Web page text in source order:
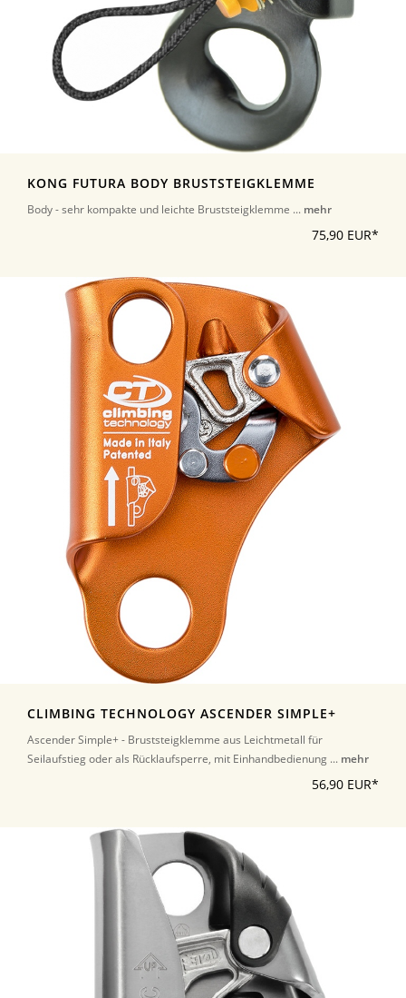
KONG FUTURA BODY BRUSTSTEIGKLEMME
Body - sehr kompakte und leichte Bruststeigklemme ... mehr
75,90 EUR*
CLIMBING TECHNOLOGY ASCENDER SIMPLE+
Ascender Simple+ - Bruststeigklemme aus Leichtmetall für
Seilaufstieg oder als Rücklaufsperre, mit Einhandbedienung ... mehr
56,90 EUR*